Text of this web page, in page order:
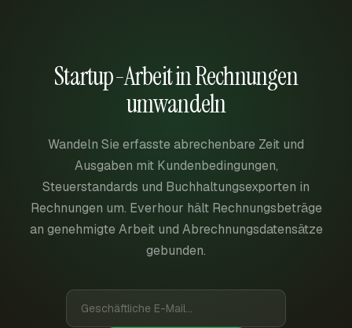
Startup-Arbeit in Rechnungen
umwandeln
Wandeln Sie erfasste abrechenbare Zeit und
Ausgaben mit Kundenbedingungen,
Steuerstandards und Buchhaltungsexporten in
Rechnungen um. Everhour hält Rechnungsbeträge
an genehmigte Arbeit und Abrechnungsdatensätze
gebunden.